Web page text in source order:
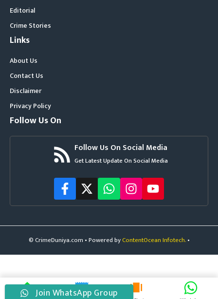
Editorial
Crime Stories
Links
About Us
Contact Us
Disclaimer
Privacy Policy
Follow Us On
Follow Us On Social Media
Get Latest Update On Social Media
© CrimeDuniya.com • Powered byContentOcean Infotech.•
Join WhatsApp Group